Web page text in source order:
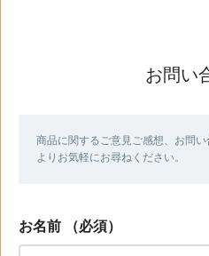
お問い
商品に関するご意見ご感想、お問
よりお気軽にお尋ねください。
お名前 （必須）